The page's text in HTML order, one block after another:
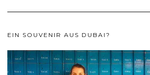
EIN SOUVENIR AUS DUBAI?